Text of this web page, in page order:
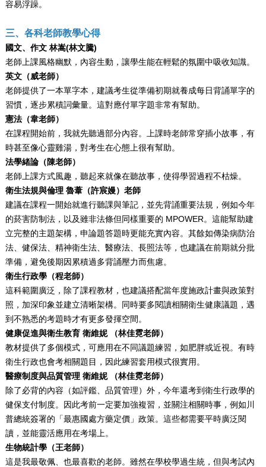
容易浮躁。
三、各科老師教學心得
國文、作文 林嵩(林文騰)
老師上課風格幽默，內容生動，讓學生能在輕鬆的氛圍中吸收知識。
英文（威老師）
老師提供了一本單字本，建議考生從準備初期就養成每日背誦單字的
習慣，逐步累積詞彙量。這對應付單字題非常有幫助。
憲法（韋老師）
在課程開始前，我就先聽過部分內容。上課時老師常穿插小故事，有
時甚至像心靈雞湯，對考生在心態上很有幫助。
法學緒論（陳老師）
老師上課方式風趣，聽起來就像在聽故事，使得學習過程不枯燥。
衛生法規與倫理 魯葦（許宸嫚） 老師
建議在課程一開始就進行聽課與筆記，並先背誦重要法規，例如今年
的菸害防制法，以及雖非法條但同樣重要的 MPOWER。這能幫助建
立完整的主題架構，申論題答題時更能充實內容。其餘如傳染病防治
法、健保法、精神衛生法、醫療法、長照法等，也建議在前期就分批
準備，避免後期因累積過多背誦壓力而焦慮。
衛生行政學（程老師）
這科範圍廣泛，除了課程教材，也建議搭配當年度施政計畫與政策對
照，加深印象並建立清晰架構。同時要多閱讀相關衛生健康議題，遇
到不熟悉的考題時才有更多發揮空間。
健康促進與衛生教育 衛維妮
（林佳霓老師）
教材提供了多個模式，可應用在不同議題練習，如肥胖或近視。有時
衛生行政也會考相關題目，因此練習套用模式很實用。
醫療制度與品質管理 衛維妮 （林佳霓老師）
除了必背的內容（如評鑑、品質管理）外，今年還考到衛生行政學的
健保支付制度。因此考前一定要加強複習，並關注相關時事，例如川
普總統簽署的「最惠國處方藥定價」政策。這些都需要平時廣泛閱
讀，並能靈活應用在考場上。
生物統計學（王老師）
這是我最敬佩、也最喜歡的老師。雖然在學校學過生統，但與考試內